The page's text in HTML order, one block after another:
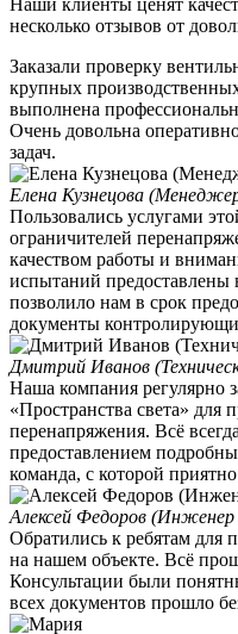
Наши клиенты ценят
несколько отзывов от
Заказали проверку
крупных
выполнена
Очень довольна
задач.
Елена Кузнецова
Пользовались услугами
ограничителей
качеством работы и
испытаний предоставлены
позволило нам в срок
документы
Дмитрий Иванов
Наша компания регулярно
«Пространства света» для
перенапряжения. Всё
предоставлением
команда, с которой приятно
Алексей Федоров
Обратились к ребятам для
на нашем объекте. Всё
Консультации были
всех документов прошло